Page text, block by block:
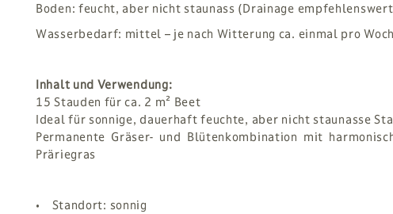
Boden: feucht, aber nicht staunass (Drainage
Wasserbedarf: mittel – je nach Witterung ca. einmal pro
Inhalt und Verwendung:
15 Stauden für ca. 2 m² Beet
Ideal für sonnige, dauerhaft feuchte, aber nicht staunasse
Permanente Gräser- und Blütenkombination mit
Präriegras
• Standort: sonnig